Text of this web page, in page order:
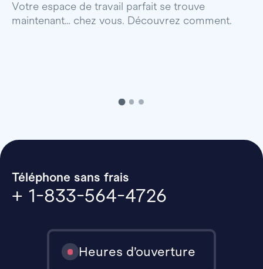
Votre espace de travail parfait se trouve
maintenant… chez vous. Découvrez comment.
Téléphone sans frais
+ 1-833-564-4726
Heures d’ouverture